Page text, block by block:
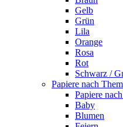
Gelb
Grün
Lila
Orange
Rosa
Rot
Schwarz /
Papiere nach
Papiere
Baby
Blumen